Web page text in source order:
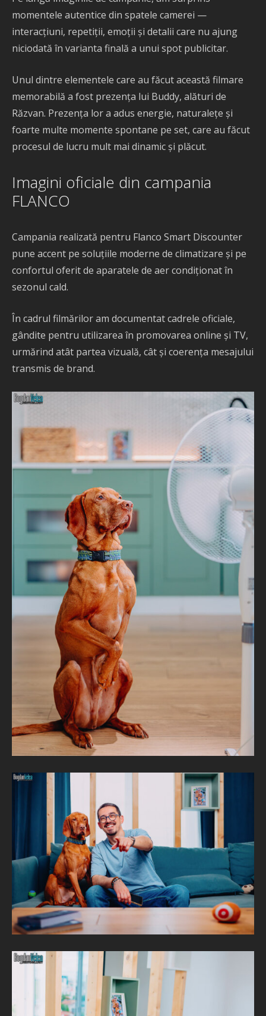
momentele autentice din spatele camerei —
interacțiuni, repetiții, emoții și detalii care nu ajung
niciodată în varianta finală a unui spot publicitar.
Unul dintre elementele care au făcut această filmare
memorabilă a fost prezența lui Buddy, alături de
Răzvan. Prezența lor a adus energie, naturalețe și
foarte multe momente spontane pe set, care au făcut
procesul de lucru mult mai dinamic și plăcut.
Imagini oficiale din campania
FLANCO
Campania realizată pentru Flanco Smart Discounter
pune accent pe soluțiile moderne de climatizare și pe
confortul oferit de aparatele de aer condiționat în
sezonul cald.
În cadrul filmărilor am documentat cadrele oficiale,
gândite pentru utilizarea în promovarea online și TV,
urmărind atât partea vizuală, cât și coerența mesajului
transmis de brand.